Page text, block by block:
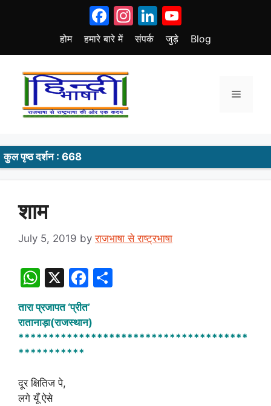
Facebook
Instagram
LinkedIn
होम हमारे बारे में संपर्क जुड़े Blog
Menu
कुल पृष्ठ दर्शन : 668
शाम
July 5, 2019 byराजभाषा से राष्ट्रभाषा
W
at
s
A
p
p
X
F
c
e e
तारा प्रजापत ‘प्रीत’
रातानाड़ा(राजस्थान)
**************************************
***********
दूर क्षितिज पे,
लगे यूँ ऐसे